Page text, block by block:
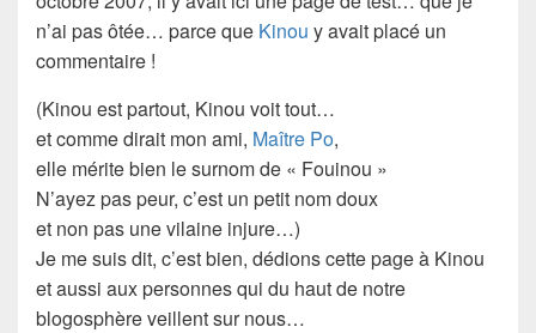
n’ai pas ôtée… parce que Kinou y avait placé un
commentaire !
(Kinou est partout, Kinou voit tout…
et comme dirait mon ami, Maître Po,
elle mérite bien le surnom de « Fouinou »
N’ayez pas peur, c’est un petit nom doux
et non pas une vilaine injure…)
Je me suis dit, c’est bien, dédions cette page à Kinou
et aussi aux personnes qui du haut de notre
blogosphèreveillent sur nous…